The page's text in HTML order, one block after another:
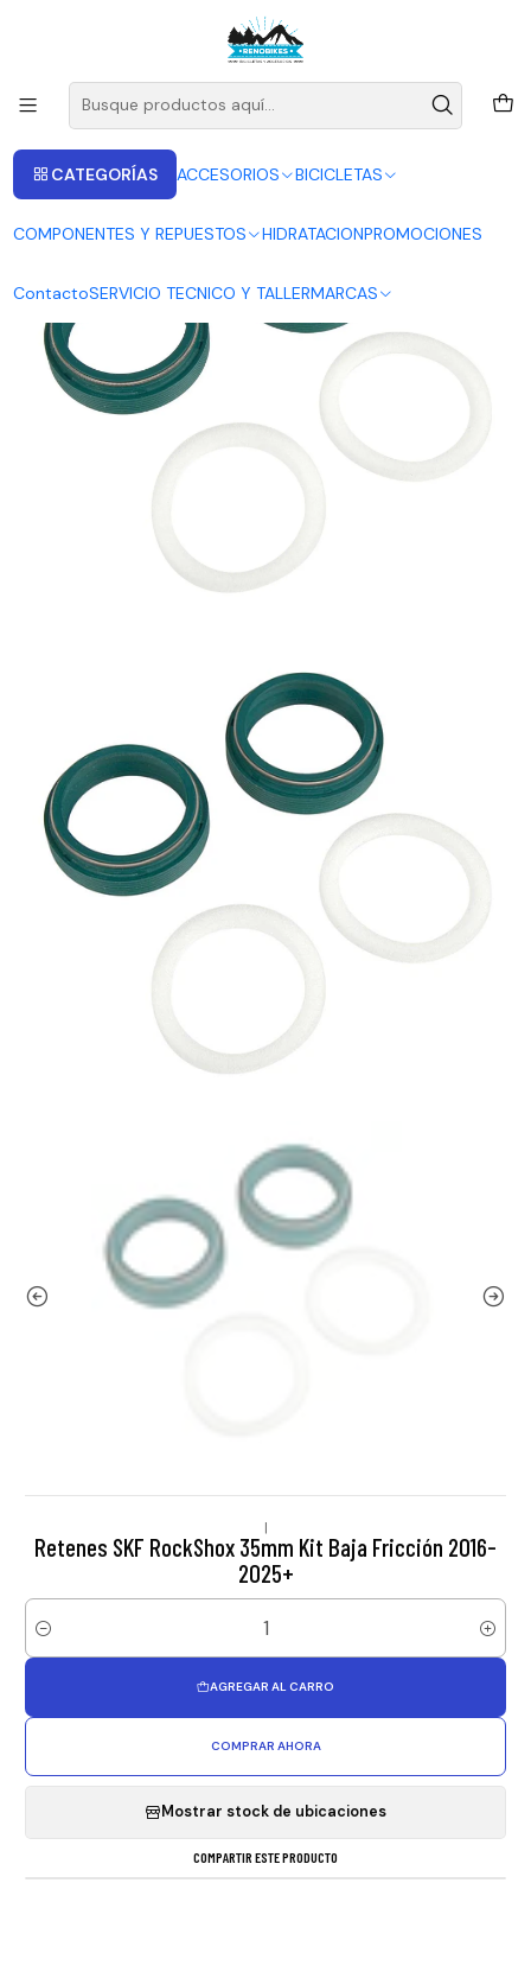
CATEGORÍAS ACCESORIOS BICICLETAS
COMPONENTES Y REPUESTOS HIDRATACIONPROMOCIONES
ContactoSERVICIO TECNICO Y TALLERMARCAS
ENVIOS A LAS RECIONES V - IV - RM DESDE 2.990
Retenes SKF RockShox 35mm Kit Baja Fricción 2016-2025+
|
Retenes SKF RockShox 35mm Kit Baja Fricción 2016-
2025+
Cantidad
AGREGAR AL CARRO
COMPRAR AHORA
Mostrar stock de ubicaciones
COMPARTIR ESTE PRODUCTO